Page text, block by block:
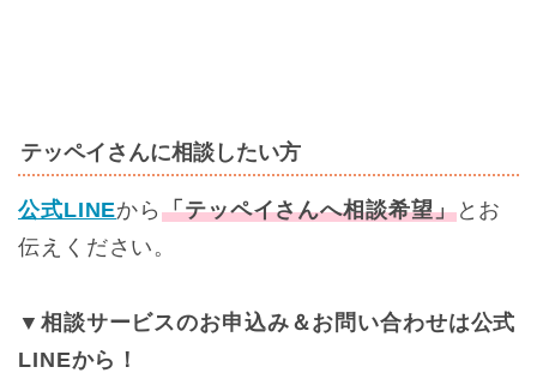
テッペイさんに相談したい方
公式LINEから「テッペイさんへ相談希望」とお
伝えください。
▼相談サービスのお申込み＆お問い合わせは公式
LINEから！